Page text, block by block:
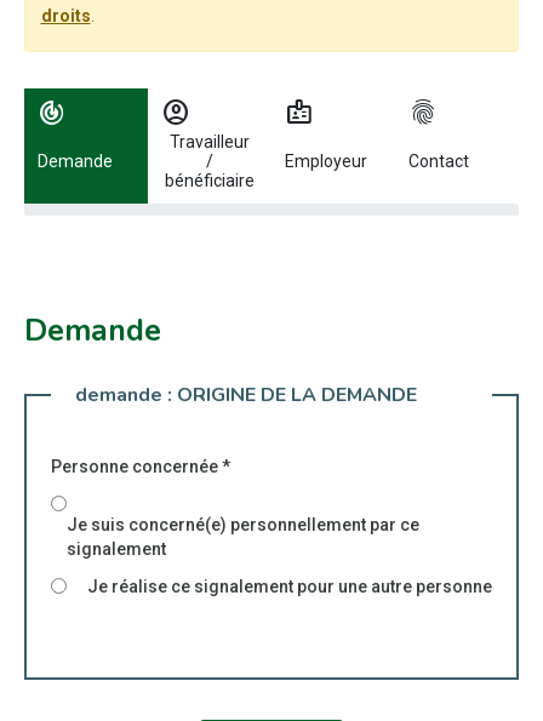
droits
Utilisez les flèches gauche et droite pour naviguer entre les étapes.
track_changes
Demande
account_circle
Travailleur
/
bénéficiaire
badge
Employeur
fingerprint
Contact
Demande
demande : ORIGINE DE LA DEMANDE
Personne concernée*
Je suis concerné(e) personnellement par ce
signalement
Je réalise ce signalement pour une autre personne